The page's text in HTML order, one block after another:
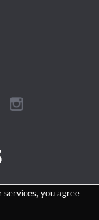
services, you agree